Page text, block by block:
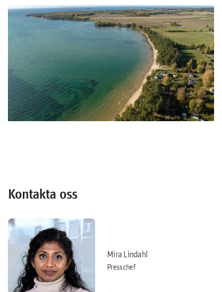
Kontakta oss
Mira Lindahl
Presschef